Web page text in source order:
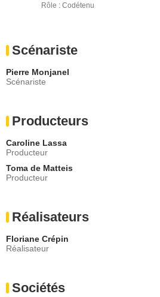
Rôle : Codétenu
Scénariste
Pierre Monjanel
Scénariste
Producteurs
Caroline Lassa
Producteur
Toma de Matteis
Producteur
Réalisateurs
Floriane Crépin
Réalisateur
Sociétés